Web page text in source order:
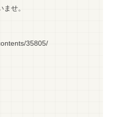
せ。
35805/